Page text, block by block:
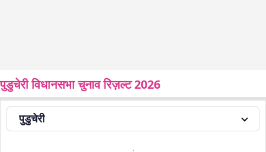
पुडुचेरी विधानसभा चुनाव रिज़ल्ट 2026